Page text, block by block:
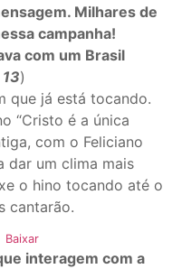
Milhares de
campanha!
com um Brasil
)
que já está tocando.
“Cristo é a única
com o Feliciano
dar um clima mais
o hino tocando até o
cantarão.
Baixar
interagem com a